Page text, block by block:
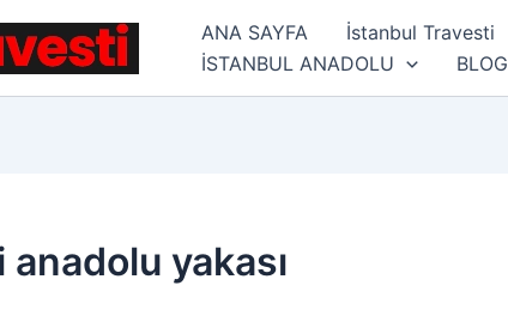
ANA SAYFA İstanbul Travesti
İSTANBUL ANADOLU
BLOG
yakası